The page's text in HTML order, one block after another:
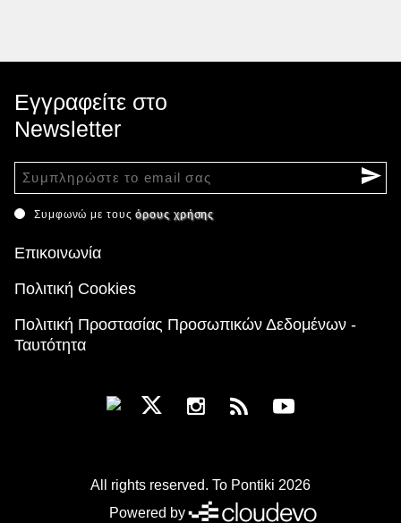
Εγγραφείτε στο
Newsletter
Συμφωνώ με τουςόρους χρήσης
Επικοινωνία
Πολιτική Cookies
Πολιτική Προστασίας Προσωπικών Δεδομένων -
Ταυτότητα
All rights reserved. To Pontiki 2026
Powered by